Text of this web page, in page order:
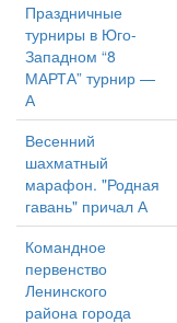
Праздничные
турниры в Юго-
Западном “8
МАРТА” турнир —
А
Весенний
шахматный
марафон. "Родная
гавань" причал А
Командное
первенство
Ленинского
района города